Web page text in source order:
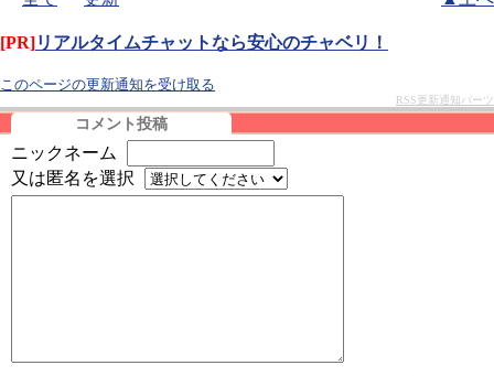
[PR]リアルタイムチャットなら安心のチャベリ！
このページの更新通知を受け取る
RSS更新通知パーツ
コメント投稿
ニックネーム
又は匿名を選択